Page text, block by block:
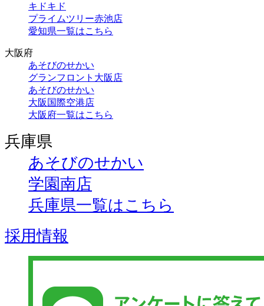
キドキド
プライムツリー赤池店
愛知県一覧はこちら
大阪府
あそびのせかい
グランフロント大阪店
あそびのせかい
大阪国際空港店
大阪府一覧はこちら
兵庫県
あそびのせかい
学園南店
兵庫県一覧はこちら
採用情報